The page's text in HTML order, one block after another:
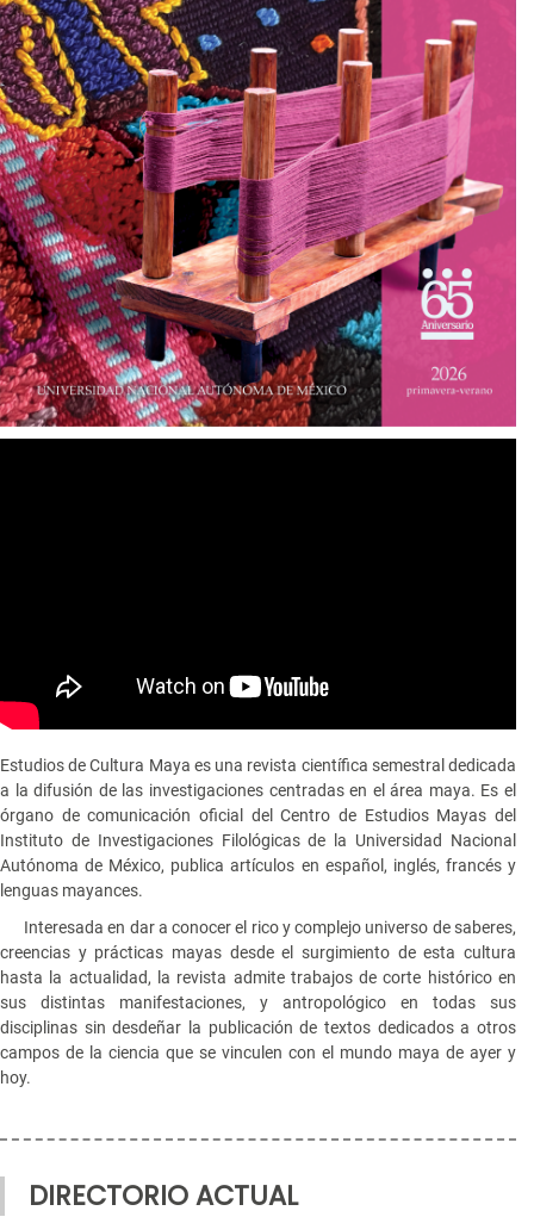
Estudios de Cultura Maya es una revista científica semestral dedicada
a la difusión de las investigaciones centradas en el área maya. Es el
órgano de comunicación oficial del Centro de Estudios Mayas del
Instituto de Investigaciones Filológicas de la Universidad Nacional
Autónoma de México, publica artículos en español, inglés, francés y
lenguas mayances.
Interesada en dar a conocer el rico y complejo universo de saberes,
creencias y prácticas mayas desde el surgimiento de esta cultura
hasta la actualidad, la revista admite trabajos de corte histórico en
sus distintas manifestaciones, y antropológico en todas sus
disciplinas sin desdeñar la publicación de textos dedicados a otros
campos de la ciencia que se vinculen con el mundo maya de ayer y
hoy.
DIRECTORIO ACTUAL